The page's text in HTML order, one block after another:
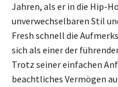
Jahren, als er in die Hip-
unverwechselbaren Stil
Fresh schnell die
sich als einer der
Trotz seiner einfachen
beachtliches Vermögen